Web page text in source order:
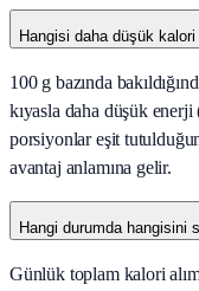
Hangisi daha düşük
100 g bazında
kıyasla daha düşük
porsiyonlar eşit
avantaj anlamına gelir.
Hangi durumda hangisini
Günlük toplam kalori